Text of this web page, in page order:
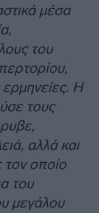
μέσα
του
Η
τους
αλλά και
οποίο
του
μεγάλου